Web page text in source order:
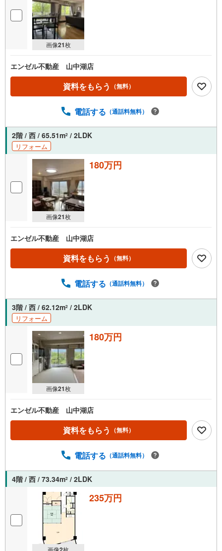
画像21枚
エンゼル不動産 山中湖店
資料をもらう （無料）
電話する （通話料無料）
2階 / 西 / 65.51m2 / 2LDK
リフォーム
画像21枚
180万円
エンゼル不動産 山中湖店
資料をもらう （無料）
電話する （通話料無料）
3階 / 西 / 62.12m2 / 2LDK
リフォーム
画像21枚
180万円
エンゼル不動産 山中湖店
資料をもらう （無料）
電話する （通話料無料）
4階 / 西 / 73.34m2 / 2LDK
画像 枚
235万円